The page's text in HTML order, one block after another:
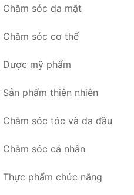
Chăm sóc da mặt
Chăm sóc cơ thể
Dược mỹ phẩm
Sản phẩm thiên nhiên
Chăm sóc tóc và da đầu
Chăm sóc cá nhân
Thực phẩm chức năng